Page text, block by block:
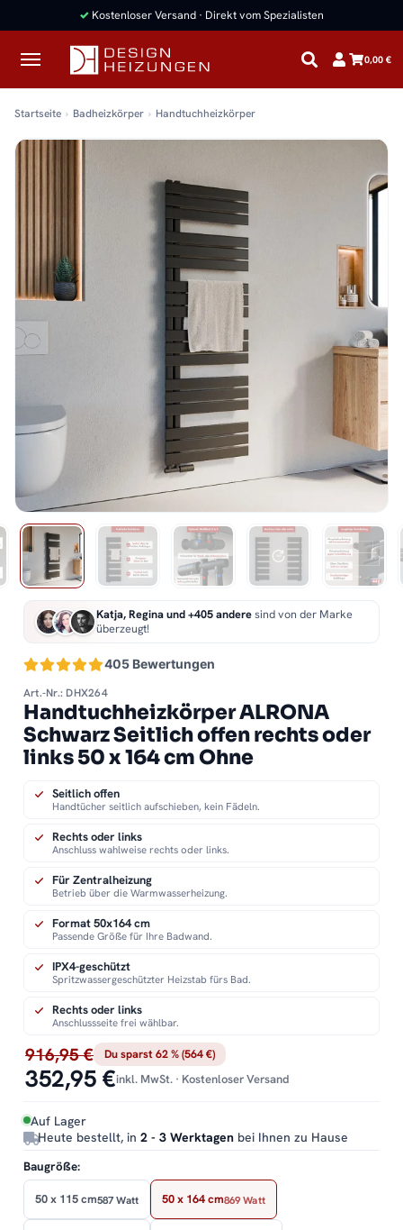
✓ Kostenloser Versand · Direkt vom Spezialisten
0,00 €
Startseite Badheizkörper Handtuchheizkörper
405 Bewertungen
Katja, Regina und +405 anderesind von der Marke
überzeugt!
Art.-Nr.: DHX264
Handtuchheizkörper ALRONA
Schwarz Seitlich offen rechts oder
links 50 x 164 cm Ohne
916,95 € Du sparst 62 % (564 €)
352,95 €inkl. MwSt. · Kostenloser Versand
Auf Lager
Heute bestellt, in 2 - 3 Werktagen bei Ihnen zu Hause
Seitlich offen
Handtücher seitlich aufschieben, kein Fädeln.
Rechts oder links
Anschluss wahlweise rechts oder links.
Für Zentralheizung
Betrieb über die Warmwasserheizung.
Format 50x164 cm
Passende Größe für Ihre Badwand.
IPX4-geschützt
Spritzwassergeschützter Heizstab fürs Bad.
Rechts oder links
Anschlussseite frei wählbar.
Baugröße:
50 x 115 cm587 Watt 50 x 164 cm869 Watt